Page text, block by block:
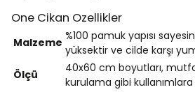
One Cikan Ozellikler
Malzeme %100 pamuk yapısı
yüksektir ve cilde karşı
Ölçü
40x60 cm boyutları,
kurulama gibi